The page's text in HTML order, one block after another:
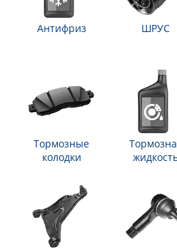
Антифриз ШРУС
Тормозные
колодки